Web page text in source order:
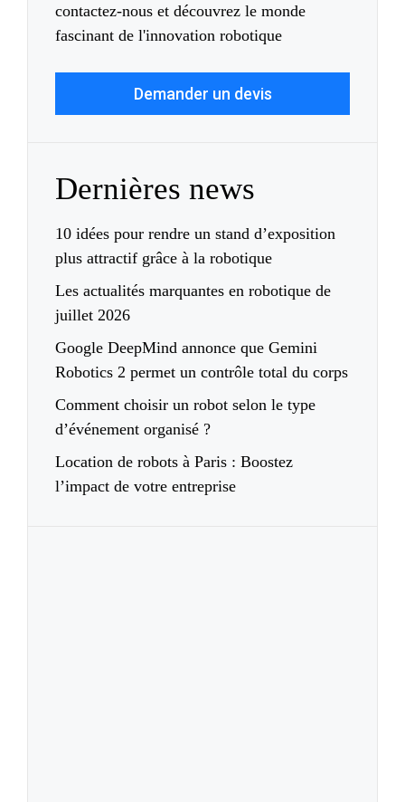
contactez-nous et découvrez le monde
fascinant de l'innovation robotique
Demander un devis
Dernières news
10 idées pour rendre un stand d’exposition
plus attractif grâce à la robotique
Les actualités marquantes en robotique de
juillet 2026
Google DeepMind annonce que Gemini
Robotics 2 permet un contrôle total du corps
Comment choisir un robot selon le type
d’événement organisé ?
Location de robots à Paris : Boostez
l’impact de votre entreprise